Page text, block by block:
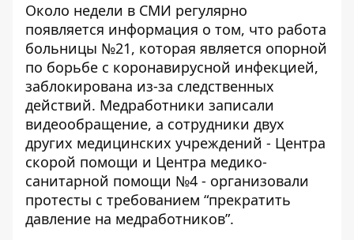
Около недели в СМИ регулярно
появляется информация о том, что работа
больницы №21, которая является опорной
по борьбе с коронавирусной инфекцией,
заблокирована из-за следственных
действий. Медработники записали
видеообращение, а сотрудники двух
других медицинских учреждений - Центра
скорой помощи и Центра медико-
санитарной помощи №4 - организовали
протесты с требованием “прекратить
давление на медработников”.